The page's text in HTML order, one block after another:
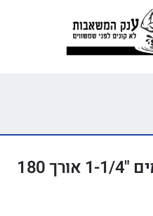
משאבת סחרור מים חמים "1-1/4 אורך 180